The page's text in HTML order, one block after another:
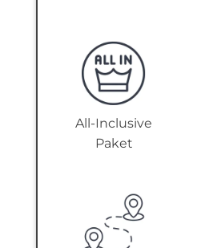
All-Inclusive
Paket